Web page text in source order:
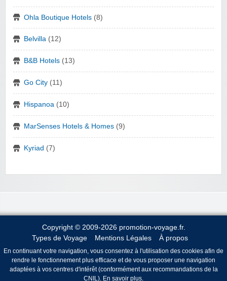
Ohla Boutique Hotels (8)
Belvilla (12)
B&B Hotels (13)
Go City (11)
Hispanoa (10)
MarSenses Hotels & Homes (9)
Kyriad (7)
Copyright © 2009-2026 promotion-voyage.fr.
Types de Voyage
Mentions Légales À propos
En continuant votre navigation, vous consentez à l'utilisation des cookies afin de
rendre le fonctionnement plus efficace et de vous proposer une navigation
adaptées à vos centres d'intérêt (conformément aux recommandations de la
CNIL).
En savoir plus